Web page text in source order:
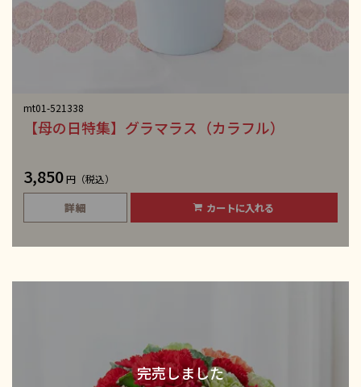
mt01-521338
【母の日特集】グラマラス（カラフル）
3,850円（税込）
詳細 カートに入れる